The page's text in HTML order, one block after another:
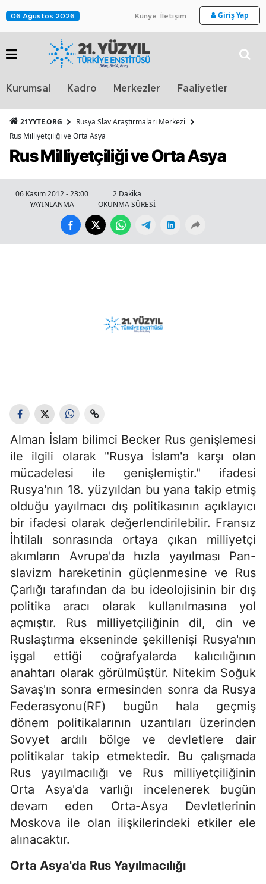
06 Ağustos 2026 Künye İletişim Giriş Yap
Kurumsal Kadro Merkezler Faaliyetler
21YYTE.ORG
Rusya Slav Araştırmaları Merkezi
Rus Milliyetçiliği ve Orta Asya
Rus Milliyetçiliği ve Orta Asya
06 Kasım 2012 - 23:00
YAYINLANMA
2 Dakika
OKUNMA SÜRESİ
Alman İslam bilimci Becker Rus genişlemesi
ile ilgili olarak "Rusya İslam'a karşı olan
mücadelesi ile genişlemiştir." ifadesi
Rusya'nın 18. yüzyıldan bu yana takip etmiş
olduğu yayılmacı dış politikasının açıklayıcı
bir ifadesi olarak değerlendirilebilir. Fransız
İhtilalı sonrasında ortaya çıkan milliyetçi
akımların Avrupa'da hızla yayılması Pan-
slavizm hareketinin güçlenmesine ve Rus
Çarlığı tarafından da bu ideolojisinin bir dış
politika aracı olarak kullanılmasına yol
açmıştır. Rus milliyetçiliğinin dil, din ve
Ruslaştırma ekseninde şekillenişi Rusya'nın
işgal ettiği coğrafyalarda kalıcılığının
anahtarı olarak görülmüştür. Nitekim Soğuk
Savaş'ın sonra ermesinden sonra da Rusya
Federasyonu(RF) bugün hala geçmiş
dönem politikalarının uzantıları üzerinden
Sovyet ardılı bölge ve devletlere dair
politikalar takip etmektedir. Bu çalışmada
Rus yayılmacılığı ve Rus milliyetçiliğinin
Orta Asya'da varlığı incelenerek bugün
devam eden Orta-Asya Devletlerinin
Moskova ile olan ilişkilerindeki etkiler ele
alınacaktır.
Orta Asya'da Rus Yayılmacılığı